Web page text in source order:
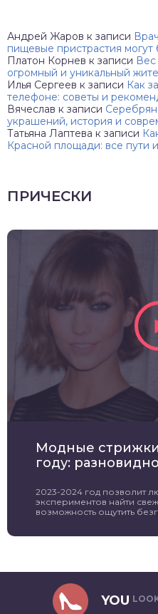
Андрей Жаров к записи
пищевые пристрастия
Платон Корнев к записи Вес
огромный и уникальный
Илья Сергеев к записи Как
телефоне: советы и
Вячеслав к записи
украшений, история и
Татьяна Лаптева к записи
Красной площади: все пути
ПРИЧЕСКИ
Модные стрижки
году:
2023-2024 год позволит
экспериментов найти
возможность ощутить
YOU